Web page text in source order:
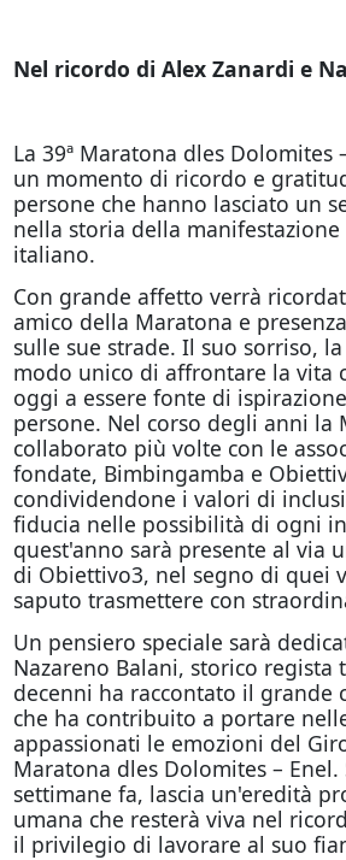
Nel ricordo di Alex Zanardi e
La 39ª Maratona dles Dolomites
un momento di ricordo e
persone che hanno lasciato un
nella storia della
italiano.
Con grande affetto verrà
amico della Maratona e
sulle sue strade. Il suo sorriso,
modo unico di affrontare la vita
oggi a essere fonte di
persone. Nel corso degli anni la
collaborato più volte con le
fondate, Bimbingamba e
condividendone i valori di
fiducia nelle possibilità di ogni
quest'anno sarà presente al via
di Obiettivo3, nel segno di quei
saputo trasmettere con
Un pensiero speciale sarà
Nazareno Balani, storico regista
decenni ha raccontato il grande
che ha contribuito a portare
appassionati le emozioni del
Maratona dles Dolomites – Enel.
settimane fa, lascia un'eredità
umana che resterà viva nel
il privilegio di lavorare al suo